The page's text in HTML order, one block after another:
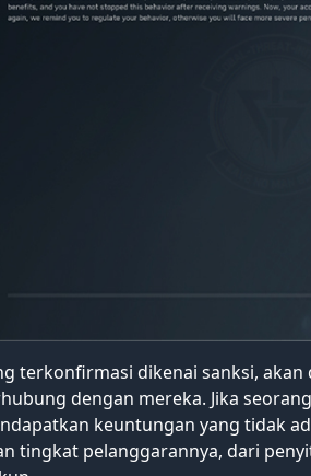
terkonfirmasi dikenai sanksi,
dengan mereka. Jika
keuntungan yang tidak
tingkat pelanggarannya, dari